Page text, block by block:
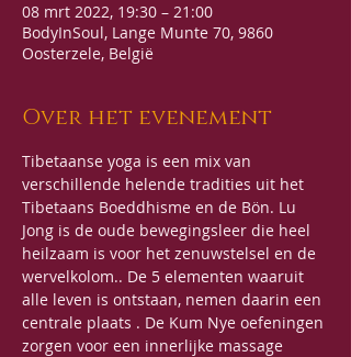
08 mrt 2022, 19:30 – 21:00
BodyInSoul, Lange Munte 70, 9860
Oosterzele, België
Over het evenement
Tibetaanse yoga is een mix van
verschillende helende tradities uit het
Tibetaans Boeddhisme en de Bön. Lu
Jong is de oude bewegingsleer die heel
heilzaam is voor het zenuwstelsel en de
wervelkolom.. De 5 elementen waaruit
alle leven is ontstaan, nemen daarin een
centrale plaats . De Kum Nye oefeningen
zorgen voor een innerlijke massage